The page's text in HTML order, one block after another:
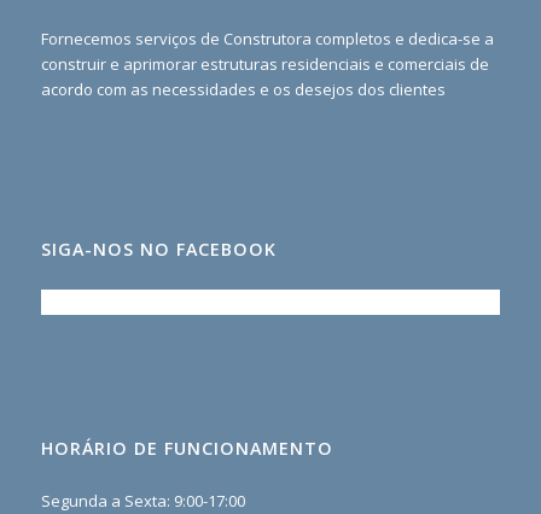
Fornecemos serviços de Construtora completos e dedica-se a
construir e aprimorar estruturas residenciais e comerciais de
acordo com as necessidades e os desejos dos clientes
SIGA-NOS NO FACEBOOK
HORÁRIO DE FUNCIONAMENTO
Segunda a Sexta: 9:00-17:00